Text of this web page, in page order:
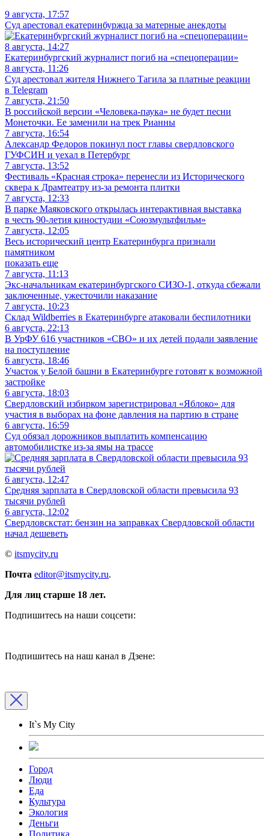
9 августа, 17:57
Суд арестовал екатеринбуржца за матерные анекдоты
8 августа, 14:27
Екатеринбургский журналист погиб на «спецоперации»
8 августа, 11:26
Суд арестовал жителя Нижнего Тагила за платные реакции
в Telegram
7 августа, 21:50
В российской версии «Человека-паука» не будет песни
Монеточки. Ее заменили на трек Рианны
7 августа, 16:54
Александр Федоров покинул пост главы свердловского
ГУФСИН и уехал в Петербург
7 августа, 13:52
Фестиваль «Красная строка» перенесли из Исторического
сквера к Драмтеатру из-за ремонта плитки
7 августа, 12:33
В парке Маяковского открылась интерактивная выставка
в честь 90-летия киностудии «Союзмультфильм»
7 августа, 12:05
Весь исторический центр Екатеринбурга признали
памятником
показать еще
7 августа, 11:13
Экс-начальникам екатеринбургского СИЗО-1, откуда сбежали
заключенные, ужесточили наказание
7 августа, 10:23
Склад Wildberries в Екатеринбурге атаковали беспилотники
6 августа, 22:13
В УрФУ 616 участников «СВО» и их детей подали заявление
на поступление
6 августа, 18:46
Участок у Белой башни в Екатеринбурге готовят к возможной
застройке
6 августа, 18:03
Свердловский избирком зарегистрировал «Яблоко» для
участия в выборах на фоне давления на партию в стране
6 августа, 16:59
Суд обязал дорожников выплатить компенсацию
автомобилистке из-за ямы на трассе
6 августа, 12:47
Средняя зарплата в Свердловской области превысила 93
тысячи рублей
6 августа, 12:02
Свердловскстат: бензин на заправках Свердловской области
начал дешеветь
© itsmycity.ru
Почта editor@itsmycity.ru.
Для лиц старше 18 лет.
Подпишитесь на наши соцсети:
Подпишитесь на наш канал в Дзене:
It`s My City
Город
Люди
Еда
Культура
Экология
Деньги
Политика